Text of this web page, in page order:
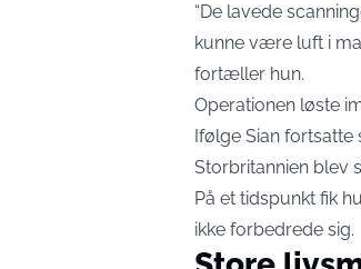
“De lavede
kunne være luft i
fortæller hun.
Operationen løste
Ifølge Sian
Storbritannien blev
På et tidspunkt fik
ikke forbedrede sig.